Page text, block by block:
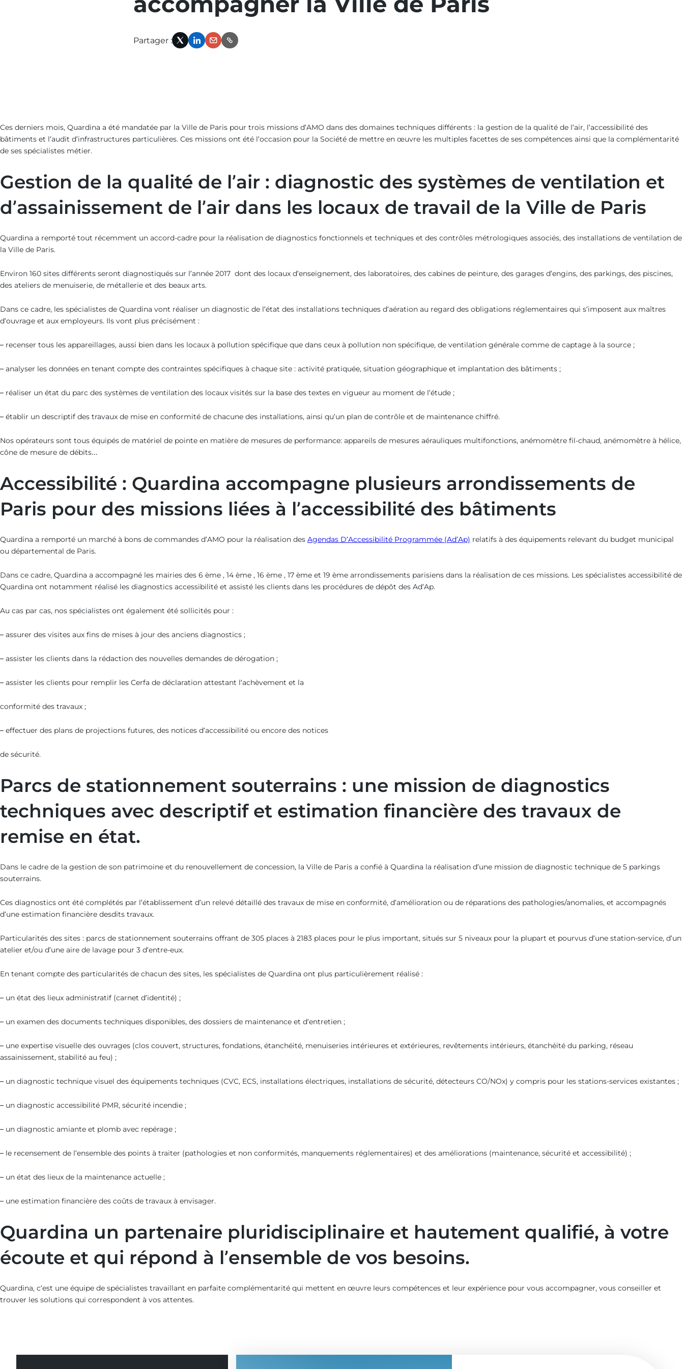
Partager :
X LinkedIn
Email
Link
Ces derniers mois, Quardina a été mandatée par la Ville de Paris pour trois missions d’AMO dans des domaines techniques différents : la gestion de la qualité de l’air, l’accessibilité des
bâtiments et l’audit d’infrastructures particulières. Ces missions ont été l’occasion pour la Société de mettre en œuvre les multiples facettes de ses compétences ainsi que la complémentarité
de ses spécialistes métier.
Gestion de la qualité de l’air : diagnostic des systèmes de ventilation et
d’assainissement de l’air dans les locaux de travail de la Ville de Paris
Quardina a remporté tout récemment un accord-cadre pour la réalisation de diagnostics fonctionnels et techniques et des contrôles métrologiques associés, des installations de ventilation de
la Ville de Paris.
Environ 160 sites différents seront diagnostiqués sur l’année 2017 dont des locaux d’enseignement, des laboratoires, des cabines de peinture, des garages d’engins, des parkings, des piscines,
des ateliers de menuiserie, de métallerie et des beaux arts.
Dans ce cadre, les spécialistes de Quardina vont réaliser un diagnostic de l’état des installations techniques d’aération au regard des obligations réglementaires qui s’imposent aux maîtres
d’ouvrage et aux employeurs. Ils vont plus précisément :
– recenser tous les appareillages, aussi bien dans les locaux à pollution spécifique que dans ceux à pollution non spécifique, de ventilation générale comme de captage à la source ;
– analyser les données en tenant compte des contraintes spécifiques à chaque site : activité pratiquée, situation géographique et implantation des bâtiments ;
– réaliser un état du parc des systèmes de ventilation des locaux visités sur la base des textes en vigueur au moment de l’étude ;
– établir un descriptif des travaux de mise en conformité de chacune des installations, ainsi qu’un plan de contrôle et de maintenance chiffré.
Nos opérateurs sont tous équipés de matériel de pointe en matière de mesures de performance: appareils de mesures aérauliques multifonctions, anémomètre fil-chaud, anémomètre à hélice,
cône de mesure de débits…
Accessibilité : Quardina accompagne plusieurs arrondissements de
Paris pour des missions liées à l’accessibilité des bâtiments
Quardina a remporté un marché à bons de commandes d’AMO pour la réalisation des Agendas D’Accessibilité Programmée (Ad’Ap) relatifs à des équipements relevant du budget municipal
ou départemental de Paris.
Dans ce cadre, Quardina a accompagné les mairies des 6 ème , 14 ème , 16 ème , 17 ème et 19 ème arrondissements parisiens dans la réalisation de ces missions. Les spécialistes accessibilité de
Quardina ont notamment réalisé les diagnostics accessibilité et assisté les clients dans les procédures de dépôt des Ad’Ap.
Au cas par cas, nos spécialistes ont également été sollicités pour :
– assurer des visites aux fins de mises à jour des anciens diagnostics ;
– assister les clients dans la rédaction des nouvelles demandes de dérogation ;
– assister les clients pour remplir les Cerfa de déclaration attestant l’achèvement et la
conformité des travaux ;
– effectuer des plans de projections futures, des notices d’accessibilité ou encore des notices
de sécurité.
Parcs de stationnement souterrains : une mission de diagnostics
techniques avec descriptif et estimation financière des travaux de
remise en état.
Dans le cadre de la gestion de son patrimoine et du renouvellement de concession, la Ville de Paris a confié à Quardina la réalisation d’une mission de diagnostic technique de 5 parkings
souterrains.
Ces diagnostics ont été complétés par l’établissement d’un relevé détaillé des travaux de mise en conformité, d’amélioration ou de réparations des pathologies/anomalies, et accompagnés
d’une estimation financière desdits travaux.
Particularités des sites : parcs de stationnement souterrains offrant de 305 places à 2183 places pour le plus important, situés sur 5 niveaux pour la plupart et pourvus d’une station-service, d’un
atelier et/ou d’une aire de lavage pour 3 d’entre-eux.
En tenant compte des particularités de chacun des sites, les spécialistes de Quardina ont plus particulièrement réalisé :
– un état des lieux administratif (carnet d’identité) ;
– un examen des documents techniques disponibles, des dossiers de maintenance et d’entretien ;
– une expertise visuelle des ouvrages (clos couvert, structures, fondations, étanchéité, menuiseries intérieures et extérieures, revêtements intérieurs, étanchéité du parking, réseau
assainissement, stabilité au feu) ;
– un diagnostic technique visuel des équipements techniques (CVC, ECS, installations électriques, installations de sécurité, détecteurs CO/NOx) y compris pour les stations-services existantes ;
– un diagnostic accessibilité PMR, sécurité incendie ;
– un diagnostic amiante et plomb avec repérage ;
– le recensement de l’ensemble des points à traiter (pathologies et non conformités, manquements réglementaires) et des améliorations (maintenance, sécurité et accessibilité) ;
– un état des lieux de la maintenance actuelle ;
– une estimation financière des coûts de travaux à envisager.
Quardina un partenaire pluridisciplinaire et hautement qualifié, à votre
écoute et qui répond à l’ensemble de vos besoins.
Quardina, c’est une équipe de spécialistes travaillant en parfaite complémentarité qui mettent en œuvre leurs compétences et leur expérience pour vous accompagner, vous conseiller et
trouver les solutions qui correspondent à vos attentes.